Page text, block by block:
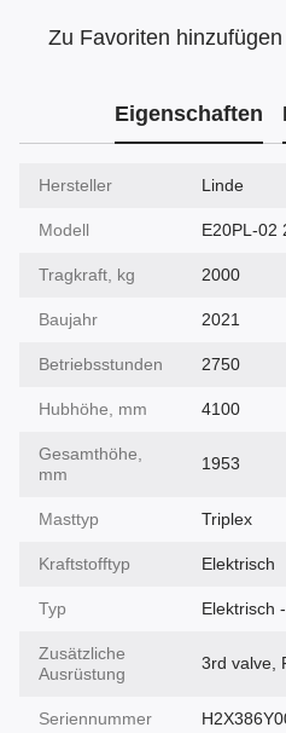
Zu Favoriten hinzufügen
Eigenschaften
Hersteller Linde
Modell E20PL-02
Tragkraft, kg 2000
Baujahr 2021
Betriebsstunden 2750
Hubhöhe, mm 4100
Gesamthöhe,
mm
1953
Masttyp Triplex
Kraftstofftyp Elektrisch
Typ Elektrisch
Zusätzliche
Ausrüstung
3rd valve,
Seriennummer